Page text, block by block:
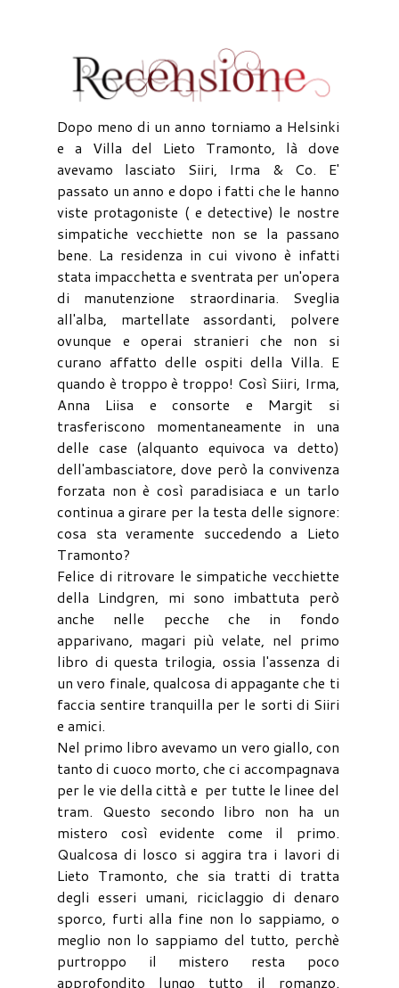
Dopo meno di un anno torniamo a Helsinki
e a Villa del Lieto Tramonto, là dove
avevamo lasciato Siiri, Irma & Co. E'
passato un anno e dopo i fatti che le hanno
viste protagoniste ( e detective) le nostre
simpatiche vecchiette non se la passano
bene. La residenza in cui vivono è infatti
stata impacchetta e sventrata per un'opera
di manutenzione straordinaria. Sveglia
all'alba, martellate assordanti, polvere
ovunque e operai stranieri che non si
curano affatto delle ospiti della Villa. E
quando è troppo è troppo! Così Siiri, Irma,
Anna Liisa e consorte e Margit si
trasferiscono momentaneamente in una
delle case (alquanto equivoca va detto)
dell'ambasciatore, dove però la convivenza
forzata non è così paradisiaca e un tarlo
continua a girare per la testa delle signore:
cosa sta veramente succedendo a Lieto
Tramonto?
Felice di ritrovare le simpatiche vecchiette
della Lindgren, mi sono imbattuta però
anche nelle pecche che in fondo
apparivano, magari più velate, nel primo
libro di questa trilogia, ossia l'assenza di
un vero finale, qualcosa di appagante che ti
faccia sentire tranquilla per le sorti di Siiri
e amici.
Nel primo libro avevamo un vero giallo, con
tanto di cuoco morto, che ci accompagnava
per le vie della città e per tutte le linee del
tram. Questo secondo libro non ha un
mistero così evidente come il primo.
Qualcosa di losco si aggira tra i lavori di
Lieto Tramonto, che sia tratti di tratta
degli esseri umani, riciclaggio di denaro
sporco, furti alla fine non lo sappiamo, o
meglio non lo sappiamo del tutto, perchè
purtroppo il mistero resta poco
approfondito lungo tutto il romanzo.